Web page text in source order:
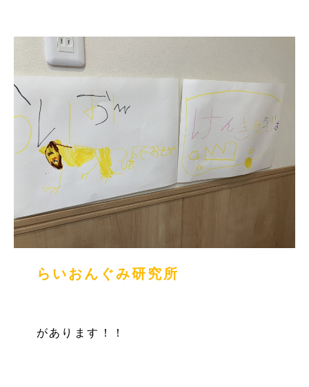
らいおんぐみ研究所
があります！！